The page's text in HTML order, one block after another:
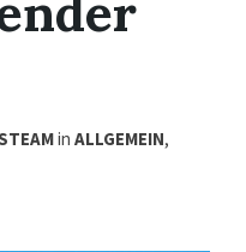
in ALLGEMEIN,